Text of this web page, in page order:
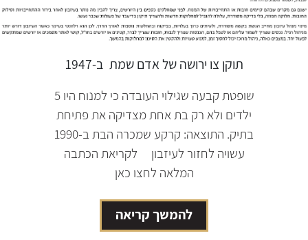
תוקן צו ירושה של אדם שמת ב-1947
שופטת קבעה שגילוי העובדה כי למנוח היו 5
ילדים ולא רק בת אחת מצדיקה את פתיחת
בתיק. התוצאה: קרקע שמכרה הבת ב-1990
עשויה לחזור לעיזבון לקריאת הכתבה
המלאה לחצו כאן
להמשך קריאה